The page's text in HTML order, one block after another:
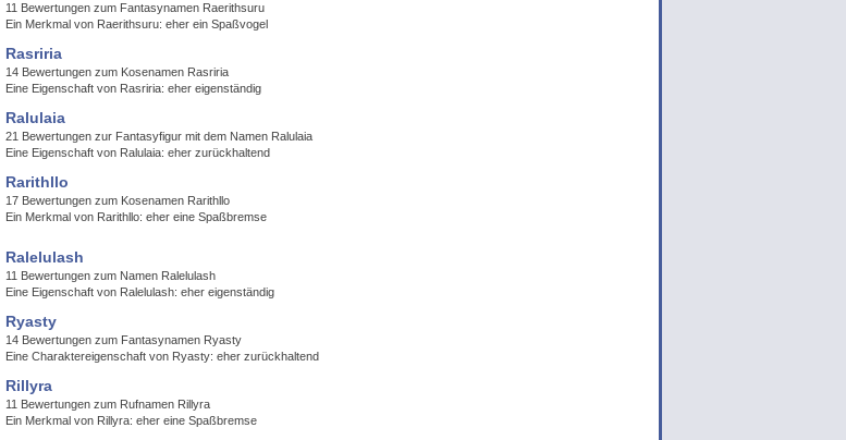
11 Bewertungen zum Fantasynamen Raerithsuru
Ein Merkmal von Raerithsuru: eher ein Spaßvogel
Rasriria
14 Bewertungen zum Kosenamen Rasriria
Eine Eigenschaft von Rasriria: eher eigenständig
Ralulaia
21 Bewertungen zur Fantasyfigur mit dem Namen Ralulaia
Eine Eigenschaft von Ralulaia: eher zurückhaltend
Rarithllo
17 Bewertungen zum Kosenamen Rarithllo
Ein Merkmal von Rarithllo: eher eine Spaßbremse
Ralelulash
11 Bewertungen zum Namen Ralelulash
Eine Eigenschaft von Ralelulash: eher eigenständig
Ryasty
14 Bewertungen zum Fantasynamen Ryasty
Eine Charaktereigenschaft von Ryasty: eher zurückhaltend
Rillyra
11 Bewertungen zum Rufnamen Rillyra
Ein Merkmal von Rillyra: eher eine Spaßbremse